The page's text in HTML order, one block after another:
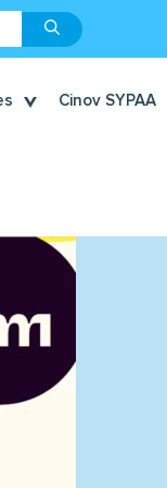
Cinov SYPAA